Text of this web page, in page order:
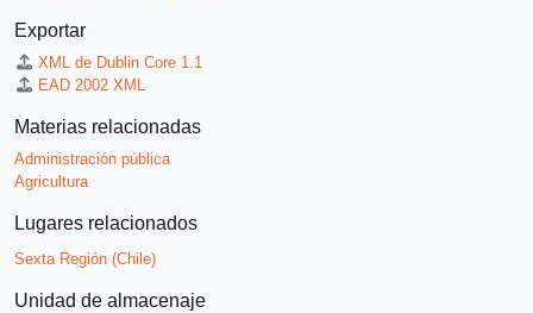
Exportar
XML de Dublin Core 1.1
EAD 2002 XML
Materias relacionadas
Administración pública
Agricultura
Lugares relacionados
Sexta Región (Chile)
Unidad de almacenaje